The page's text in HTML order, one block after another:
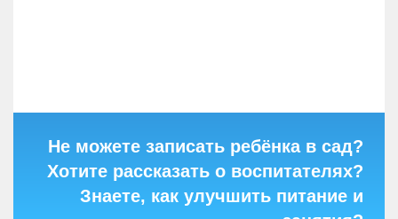
Не можете записать ребёнка в сад?
Хотите рассказать о воспитателях?
Знаете, как улучшить питание и